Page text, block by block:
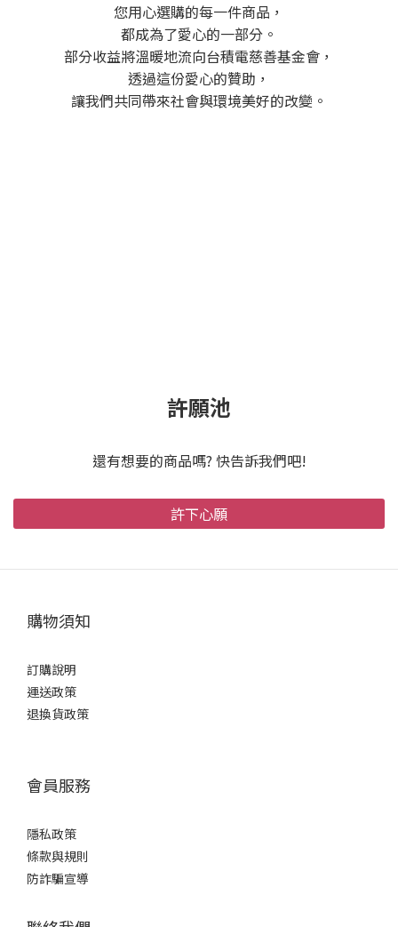
您用心選購的每一件商品，
都成為了愛心的一部分。
部分收益將溫暖地流向台積電慈善基金會，
透過這份愛心的贊助，
讓我們共同帶來社會與環境美好的改變。
許願池
還有想要的商品嗎? 快告訴我們吧!
許下心願
購物須知
訂購說明
運送政策
退換貨政策
會員服務
隱私政策
條款與規則
防詐騙宣導